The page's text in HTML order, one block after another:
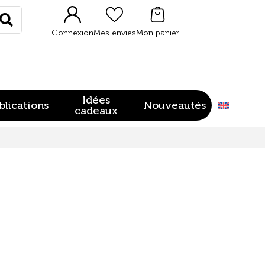
Rechercher
ConnexionMes enviesMon panier
Idées
cadeaux
Nouveautés